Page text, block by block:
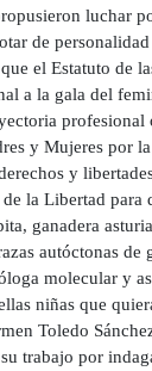
luchar
de
el Estatuto de
a la gala del
profesional
y Mujeres por
y
la Libertad para
ganadera
autóctonas de
molecular y
niñas que
Toledo
trabajo por